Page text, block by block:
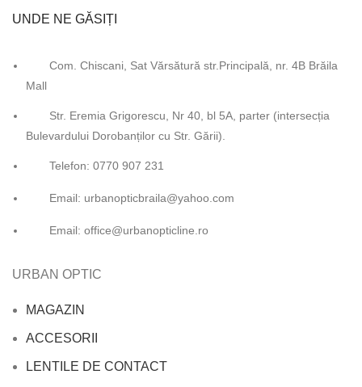
UNDE NE GĂSIȚI
Com. Chiscani, Sat Vărsătură str.Principală, nr. 4B Brăila
Mall
Str. Eremia Grigorescu, Nr 40, bl 5A, parter (intersecția
Bulevardului Dorobanților cu Str. Gării).
Telefon: 0770 907 231
Email: urbanopticbraila@yahoo.com
Email: office@urbanopticline.ro
URBAN OPTIC
MAGAZIN
ACCESORII
LENTILE DE CONTACT